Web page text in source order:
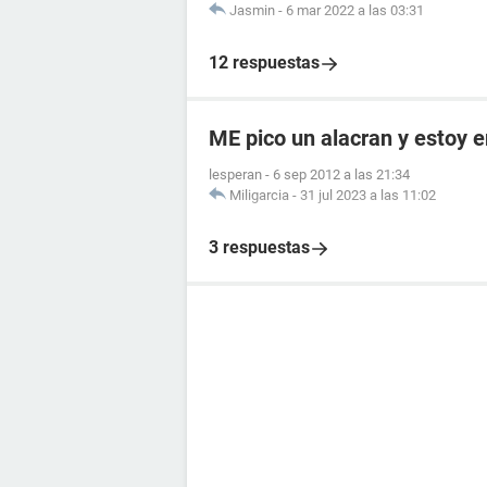
Jasmin - 6 mar 2022 a las 03:31
12 respuestas
ME pico un alacran y estoy
lesperan - 6 sep 2012 a las 21:34
Miligarcia - 31 jul 2023 a las 11:02
3 respuestas